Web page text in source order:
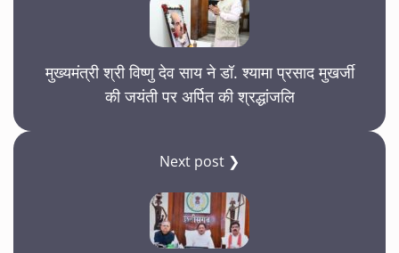
मुख्यमंत्री श्री विष्णु देव साय ने डॉ. श्यामा प्रसाद मुखर्जी
की जयंती पर अर्पित की श्रद्धांजलि
Next post ❯